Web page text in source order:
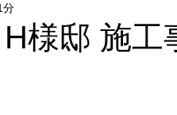
市
様邸 施工
分